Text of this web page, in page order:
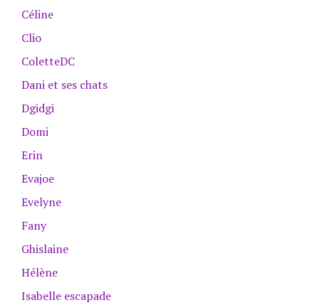
Céline
Clio
ColetteDC
Dani et ses chats
Dgidgi
Domi
Erin
Evajoe
Evelyne
Fany
Ghislaine
Hélène
Isabelle escapade